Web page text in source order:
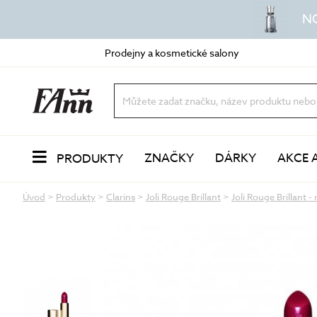
Prodejny a kosmetické salony
PRODUKTY
LÍČENÍ
ZNAČKY DÁRKY AKCE
Úvod > Produkty > Clarins > Joli Rouge Brillant > Joli Rouge Brillant -